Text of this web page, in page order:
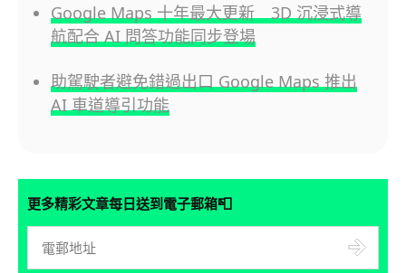
Google Maps 十年最大更新 3D 沉浸式導
航配合 AI 問答功能同步登場
助駕駛者避免錯過出口 Google Maps 推出
AI 車道導引功能
更多精彩文章每日送到電子郵箱📮